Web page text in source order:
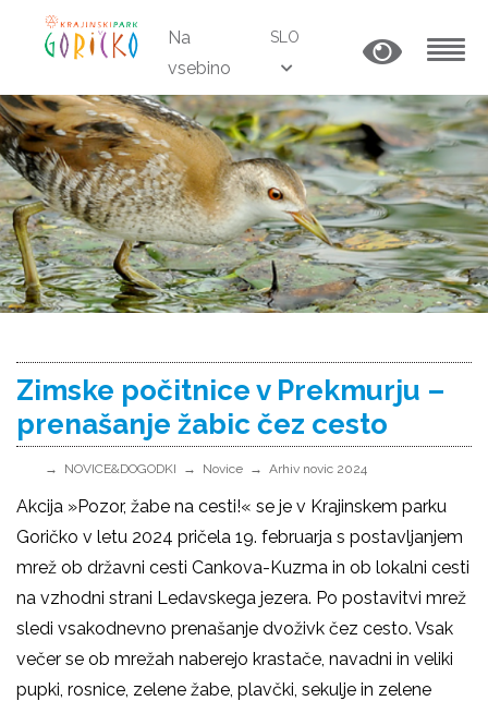
Na
vsebino
SLO
Zimske počitnice v Prekmurju –
prenašanje žabic čez cesto
NOVICE&DOGODKI Novice Arhiv novic 2024
Akcija »Pozor, žabe na cesti!« se je v Krajinskem parku
Goričko v letu 2024 pričela 19. februarja s postavljanjem
mrež ob državni cesti Cankova-Kuzma in ob lokalni cesti
na vzhodni strani Ledavskega jezera. Po postavitvi mrež
sledi vsakodnevno prenašanje dvoživk čez cesto. Vsak
večer se ob mrežah naberejo krastače, navadni in veliki
pupki, rosnice, zelene žabe, plavčki, sekulje in zelene